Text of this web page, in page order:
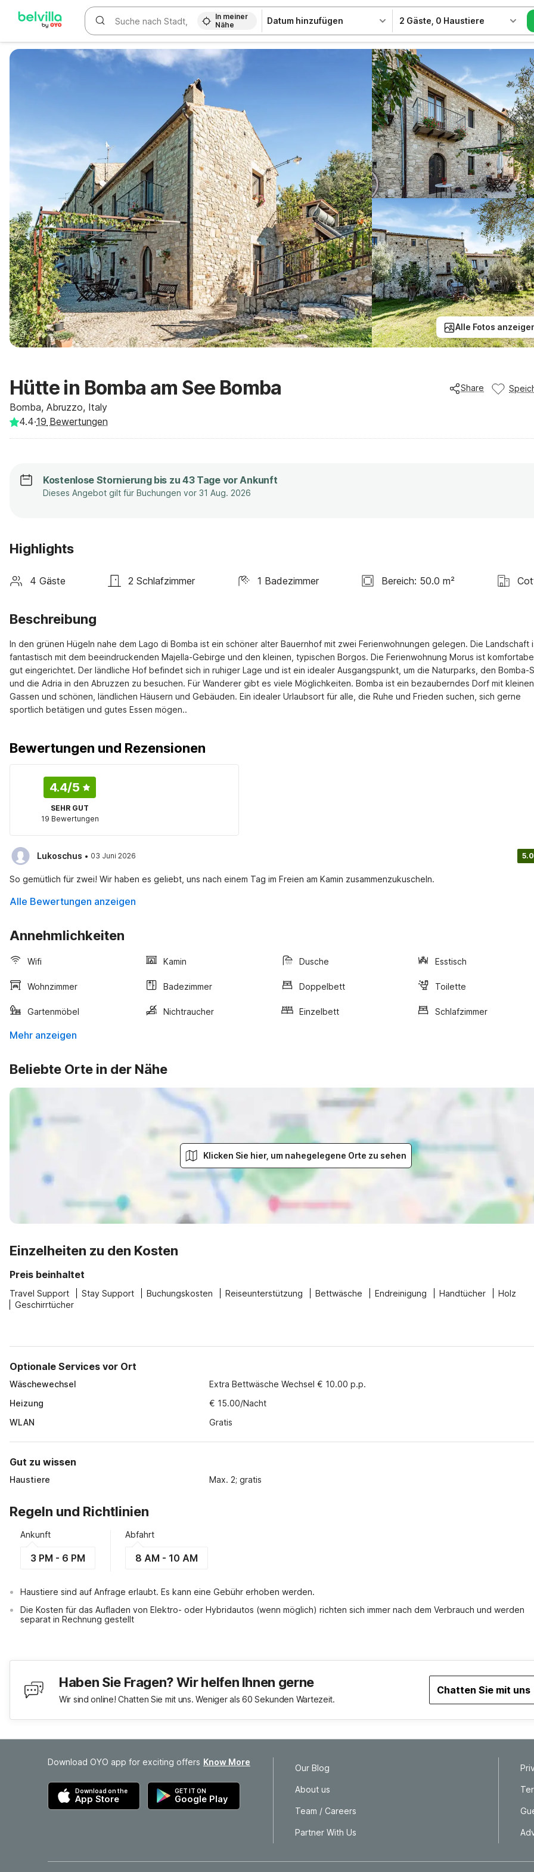
WIZARD MEMBER
In meiner
Nähe
Datum hinzufügen 2 Gäste 0 Haustiere
Alle Fotos
Hütte in Bomba am See Bomba
Bomba, Abruzzo, Italy
Share
4.4·19 Bewertungen
Kostenlose Stornierung bis zu 43 Tage vor Ankunft
Dieses Angebot gilt für Buchungen vor 31 Aug. 2026
Highlights
4 Gäste 2 Schlafzimmer 1 Badezimmer Bereich: 50.0 m²
Beschreibung
In den grünen Hügeln nahe dem Lago di Bomba ist ein schöner alter Bauernhof mit zwei Ferienwohnungen gelegen. Die Landschaft
fantastisch mit dem beeindruckenden Majella-Gebirge und den kleinen, typischen Borgos. Die Ferienwohnung Morus ist
gut eingerichtet. Der ländliche Hof befindet sich in ruhiger Lage und ist ein idealer Ausgangspunkt, um die Naturparks, den Bomba-
und die Adria in den Abruzzen zu besuchen. Für Wanderer gibt es viele Möglichkeiten. Bomba ist ein bezauberndes Dorf mit kleinen
Gassen und schönen, ländlichen Häusern und Gebäuden. Ein idealer Urlaubsort für alle, die Ruhe und Frieden suchen, sich gerne
sportlich betätigen und gutes Essen mögen..
Bewertungen und Rezensionen
4.4/5
SEHR GUT
19 Bewertungen
Lukoschus · 03 Juni 2026 5.0
So gemütlich für zwei! Wir haben es geliebt, uns nach einem Tag im Freien am Kamin zusammenzukuscheln.
Alle Bewertungen anzeigen
Annehmlichkeiten
Wifi Kamin Dusche Esstisch
Wohnzimmer Badezimmer Doppelbett Toilette
Gartenmöbel Nichtraucher Einzelbett Schlafzimmer
Mehr anzeigen
Beliebte Orte in der Nähe
Klicken Sie hier, um nahegelegene Orte zu sehen
Einzelheiten zu den Kosten
Preis beinhaltet
Travel Support Stay Support Buchungskosten Reiseunterstützung Bettwäsche Endreinigung Handtücher
Holz
Geschirrtücher
Optionale Services vor Ort
Wäschewechsel
Extra Bettwäsche Wechsel € 10.00 p.p.
Heizung
€ 15.00/Nacht
WLAN
Gratis
Gut zu wissen
Haustiere Max. 2; gratis
Regeln und Richtlinien
Ankunft
3 PM - 6 PM
Abfahrt
8 AM - 10 AM
Haustiere sind auf Anfrage erlaubt. Es kann eine Gebühr erhoben werden.
Die Kosten für das Aufladen von Elektro- oder Hybridautos (wenn möglich) richten sich immer nach dem Verbrauch und werden
separat in Rechnung gestellt
Haben Sie Fragen? Wir helfen Ihnen gerne
Wir sind online! Chatten Sie mit uns. Weniger als 60 Sekunden Wartezeit.
Chatten Sie mit uns
Download OYO app for exciting offers Know More
Download on the
App Store
GET IT ON
Google Play
Our Blog
About us
Team / Careers
Partner With Us